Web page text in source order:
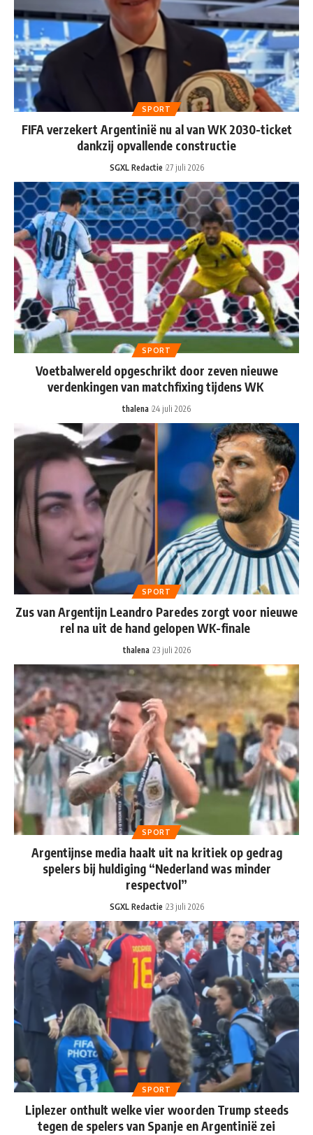
SPORT
FIFA verzekert Argentinië nu al van WK 2030-ticket
dankzij opvallende constructie
SGXL Redactie 27 juli 2026
SPORT
Voetbalwereld opgeschrikt door zeven nieuwe
verdenkingen van matchfixing tijdens WK
thalena 24 juli 2026
SPORT
Zus van Argentijn Leandro Paredes zorgt voor nieuwe
rel na uit de hand gelopen WK-finale
thalena 23 juli 2026
SPORT
Argentijnse media haalt uit na kritiek op gedrag
spelers bij huldiging “Nederland was minder
respectvol”
SGXL Redactie 23 juli 2026
SPORT
Liplezer onthult welke vier woorden Trump steeds
tegen de spelers van Spanje en Argentinië zei